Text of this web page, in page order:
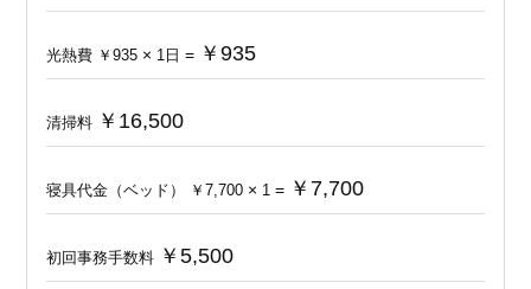
光熱費 ￥935 × 1 日= ￥935
清掃料 ￥16,500
寝具代金（ベッド） ￥7,700 × 1 = ￥7,700
初回事務手数料 ￥5,500